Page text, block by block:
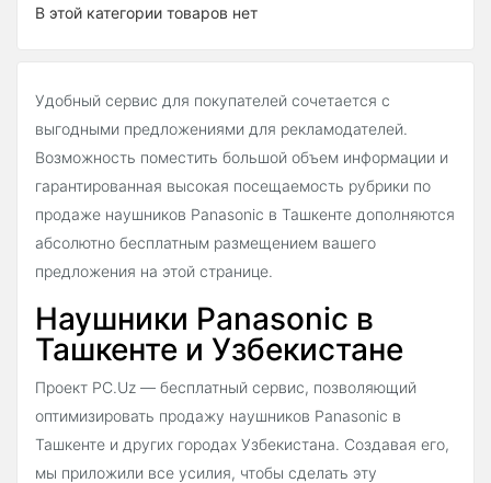
В этой категории товаров нет
Удобный сервис для покупателей сочетается с
выгодными предложениями для рекламодателей.
Возможность поместить большой объем информации и
гарантированная высокая посещаемость рубрики по
продаже наушников Panasonic в Ташкенте дополняются
абсолютно бесплатным размещением вашего
предложения на этой странице.
Наушники Panasonic в
Ташкенте и Узбекистане
Проект PC.Uz — бесплатный сервис, позволяющий
оптимизировать продажу наушников Panasonic в
Ташкенте и других городах Узбекистана. Создавая его,
мы приложили все усилия, чтобы сделать эту